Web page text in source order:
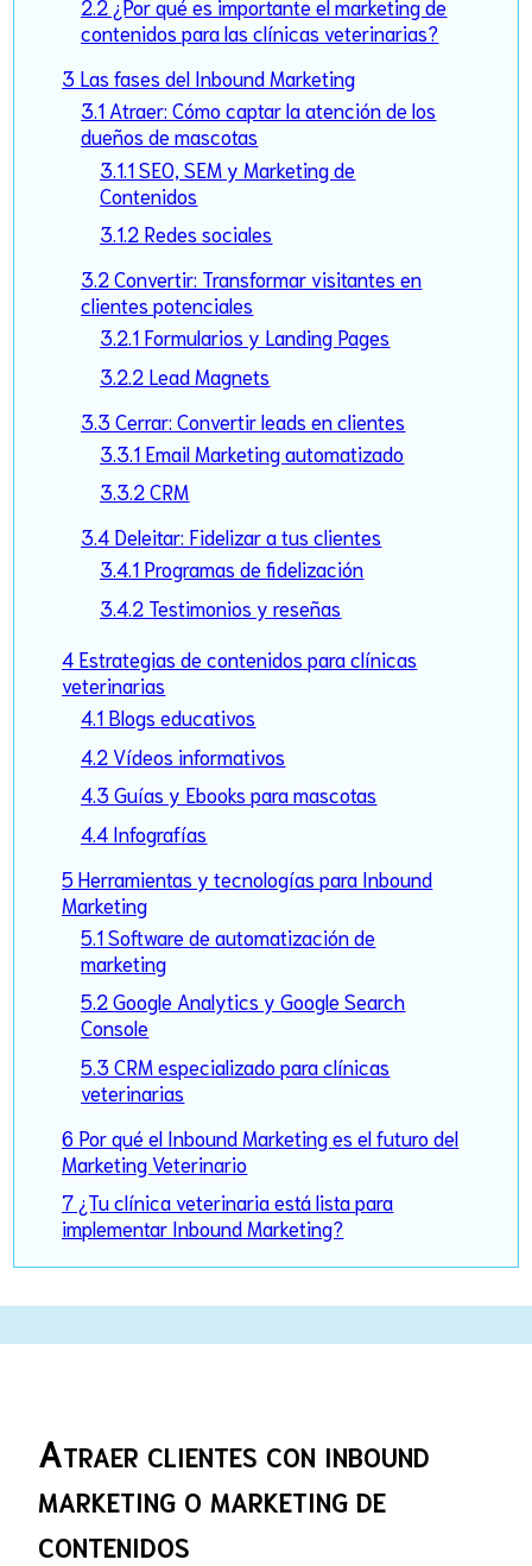
2.2 ¿Por qué es importante el marketing de
contenidos para las clínicas veterinarias?
3 Las fases del Inbound Marketing
3.1 Atraer: Cómo captar la atención de los
dueños de mascotas
3.1.1 SEO, SEM y Marketing de
Contenidos
3.1.2 Redes sociales
3.2 Convertir: Transformar visitantes en
clientes potenciales
3.2.1 Formularios y Landing Pages
3.2.2 Lead Magnets
3.3 Cerrar: Convertir leads en clientes
3.3.1 Email Marketing automatizado
3.3.2 CRM
3.4 Deleitar: Fidelizar a tus clientes
3.4.1 Programas de fidelización
3.4.2 Testimonios y reseñas
4 Estrategias de contenidos para clínicas
veterinarias
4.1 Blogs educativos
4.2 Vídeos informativos
4.3 Guías y Ebooks para mascotas
4.4 Infografías
5 Herramientas y tecnologías para Inbound
Marketing
5.1 Software de automatización de
marketing
5.2 Google Analytics y Google Search
Console
5.3 CRM especializado para clínicas
veterinarias
6 Por qué el Inbound Marketing es el futuro del
Marketing Veterinario
7 ¿Tu clínica veterinaria está lista para
implementar Inbound Marketing?
Atraer clientes con inbound
marketing o marketing de
contenidos